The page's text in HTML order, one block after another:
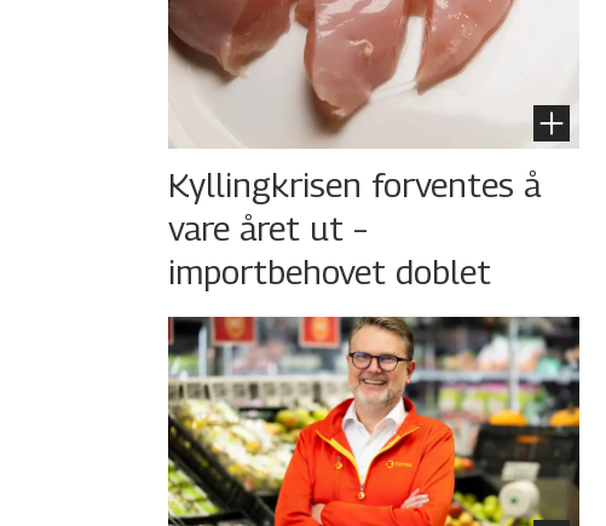
Kyllingkrisen forventes å
vare året ut –
importbehovet doblet